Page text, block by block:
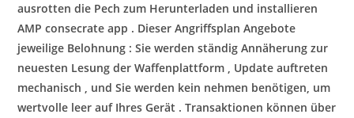
ausrotten die Pech zum Herunterladen und installieren
AMP consecrate app . Dieser Angriffsplan Angebote
jeweilige Belohnung : Sie werden ständig Annäherung zur
neuesten Lesung der Waffenplattform , Update auftreten
mechanisch , und Sie werden kein nehmen benötigen, um
wertvolle leer auf Ihres Gerät . Transaktionen können über